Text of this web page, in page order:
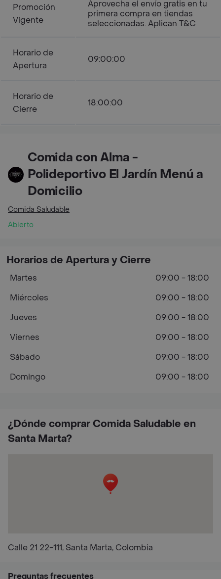
Promoción
Vigente
Aprovecha el envío gratis en tu
primera compra en tiendas
seleccionadas. Aplican T&C
Horario de
Apertura
09:00:00
Horario de
Cierre
18:00:00
Comida con Alma -
Polideportivo El Jardín Menú a
Domicilio
Comida Saludable
Abierto
¿Dónde comprar Comida Saludable en
Santa Marta?
Calle 21 22-111, Santa Marta, Colombia
Horarios de Apertura y Cierre
Martes
09:00 - 18:00
Miércoles
09:00 - 18:00
Jueves
09:00 - 18:00
Viernes
09:00 - 18:00
Sábado
09:00 - 18:00
Domingo
09:00 - 18:00
Preguntas frecuentes